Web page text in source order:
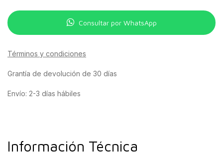
Consultar por WhatsApp
Términos y condiciones
Grantía de devolución de 30 días
Envío: 2-3 días hábiles
Información Técnica